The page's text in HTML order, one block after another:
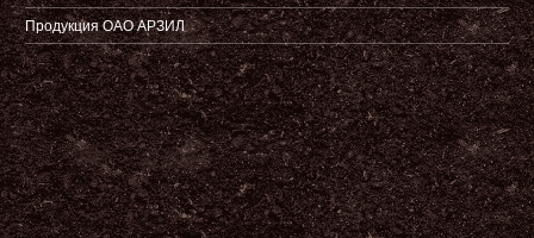
Продукция ОАО АРЗИЛ